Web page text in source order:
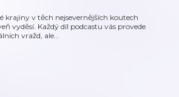
krajiny v těch nejsevernějších koutech
vyděsí. Každý díl podcastu vás provede
vražd, ale…